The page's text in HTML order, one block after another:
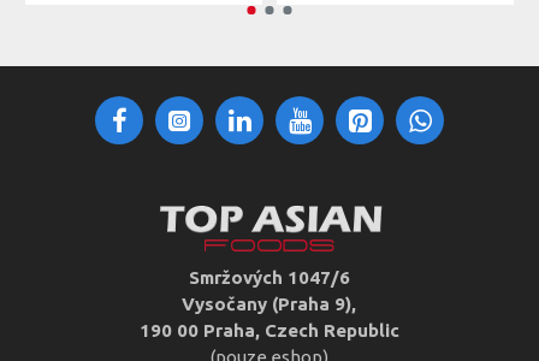
Smržových 1047/6
Vysočany (Praha 9),
190 00 Praha, Czech Republic
(pouze eshop)